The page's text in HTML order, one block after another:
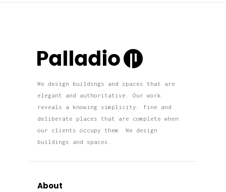
We design buildings and spaces that are
elegant and authoritative. Our work
reveals a knowing simplicity: fine and
deliberate places that are complete when
our clients occupy them. We design
buildings and spaces.
About